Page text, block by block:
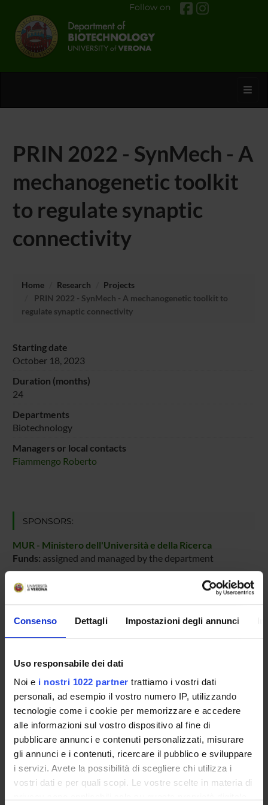
Consenso Dettagli Impostazioni degli annunci
Uso responsabile dei dati
Noi e i nostri 1022 partner trattiamo i vostri dati
personali, ad esempio il vostro numero IP, utilizzando
tecnologie come i cookie per memorizzare e accedere
alle informazioni sul vostro dispositivo al fine di
pubblicare annunci e contenuti personalizzati, misurare
gli annunci e i contenuti, ricercare il pubblico e sviluppare
i servizi. Avete la possibilità di scegliere chi utilizza i
vostri dati e per quali scopi. Le vostre scelte in materia di
Follow on
PRIN 2022 - SynMech - A
mechanogenetic toolkit
to regulate synaptic
connectivity
Home Research
Projects
PRIN 2022 - SynMech - A mechanogenetic toolkit to
regulate synaptic connectivity
Starting date
October 18, 2023
Duration (months)
24
Departments
Biotechnology
Managers or local contacts
Fiammengo Roberto
SPONSORS:
MUR - Ministero dell'Università e della Ricerca
Funds: assigned and managed by the department
RESEARCH AREAS INVOLVED IN THE PROJECT
Chimica sintetica e materiali
Surface modification
ACTIVITIES